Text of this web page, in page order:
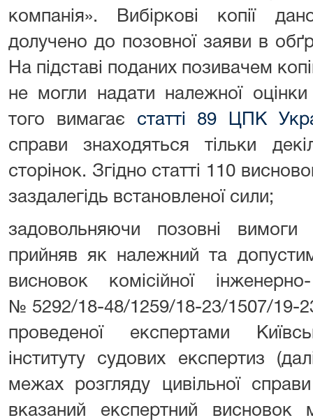
компанія». Вибіркові копії
долучено до позовної заяви в
На підставі поданих позивачем
не могли надати належної
того вимагає статті 89 ЦПК
справи знаходяться тільки
сторінок. Згідно статті 110
заздалегідь встановленої сили;
задовольняючи позовні вимоги
прийняв як належний та
висновок комісійної
№5292/18-48/1259/18-23/1507/19-
проведеної експертами
інституту судових експертиз
межах розгляду цивільної
вказаний експертний висновок